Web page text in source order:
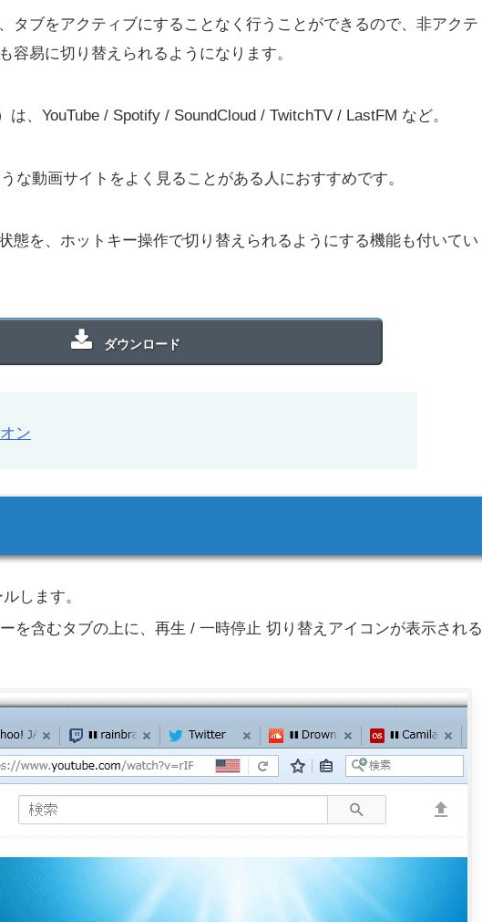
タブをアクティブにすることなく行うことができるので、非アクテ
容易に切り替えられるようになります。
、YouTube / Spotify / SoundCloud / TwitchTV / LastFM など。
な動画サイトをよく見ることがある人におすすめです。
態を、ホットキー操作で切り替えられるようにする機能も付いてい
ダウンロード
ン
します。
を含むタブの上に、再生 / 一時停止 切り替えアイコンが表示される